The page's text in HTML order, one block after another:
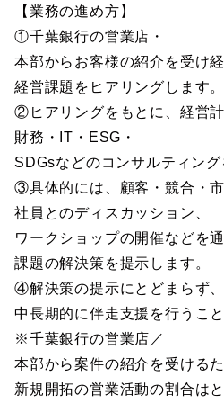
【業務の進め方】
①千葉銀行の営業店・
本部からお客様の紹介を受け
経営課題をヒアリングします。
②ヒアリングをもとに、経営
財務・IT・ESG・
SDGsなどのコンサルティング
③具体的には、顧客・競合・
社員とのディスカッション、
ワークショップの開催などを通
課題の解決策を提示します。
④解決策の提示にとどまらず、
中長期的に伴走支援を行うこ
※千葉銀行の営業店／
本部から案件の紹介を受けるた
新規開拓の営業活動の割合はと